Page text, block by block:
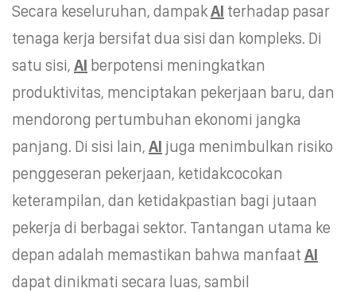
Secara keseluruhan, dampakAI terhadap pasar
tenaga kerja bersifat dua sisi dan kompleks. Di
satu sisi, AI berpotensi meningkatkan
produktivitas, menciptakan pekerjaan baru, dan
mendorong pertumbuhan ekonomi jangka
panjang. Di sisi lain, AI juga menimbulkan risiko
penggeseran pekerjaan, ketidakcocokan
keterampilan, dan ketidakpastian bagi jutaan
pekerja di berbagai sektor. Tantangan utama ke
depan adalah memastikan bahwa manfaat AI
dapat dinikmati secara luas, sambil